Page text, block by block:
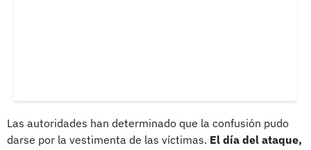
Las autoridades han determinado que la confusión pudo
darse por la vestimenta de las víctimas. El día del ataque,